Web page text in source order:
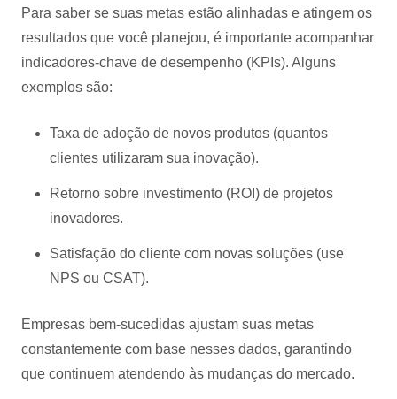
Para saber se suas metas estão alinhadas e atingem os
resultados que você planejou, é importante acompanhar
indicadores-chave de desempenho (KPIs). Alguns
exemplos são:
Taxa de adoção de novos produtos (quantos
clientes utilizaram sua inovação).
Retorno sobre investimento (ROI) de projetos
inovadores.
Satisfação do cliente com novas soluções (use
NPS ou CSAT).
Empresas bem-sucedidas ajustam suas metas
constantemente com base nesses dados, garantindo
que continuem atendendo às mudanças do mercado.